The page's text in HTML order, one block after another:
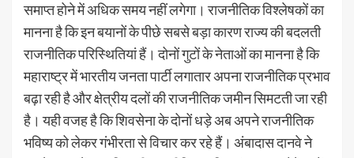
समाप्त होने में अधिक समय नहीं लगेगा। राजनीतिक विश्लेषकों का
मानना है कि इन बयानों के पीछे सबसे बड़ा कारण राज्य की बदलती
राजनीतिक परिस्थितियां हैं। दोनों गुटों के नेताओं का मानना है कि
महाराष्ट्र में भारतीय जनता पार्टी लगातार अपना राजनीतिक प्रभाव
बढ़ा रही है और क्षेत्रीय दलों की राजनीतिक जमीन सिमटती जा रही
है। यही वजह है कि शिवसेना के दोनों धड़े अब अपने राजनीतिक
भविष्य को लेकर गंभीरता से विचार कर रहे हैं। अंबादास दानवे ने